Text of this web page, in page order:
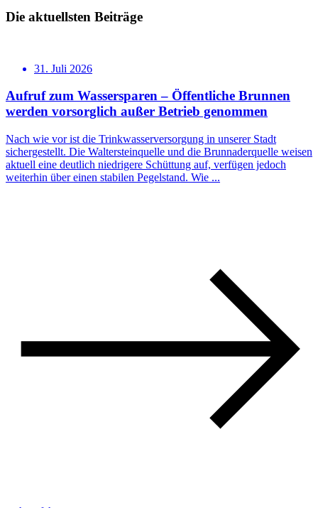
Die aktuellsten Beiträge
31. Juli 2026
Aufruf zum Wassersparen – Öffentliche Brunnen
werden vorsorglich außer Betrieb genommen
Nach wie vor ist die Trinkwasserversorgung in unserer Stadt
sichergestellt. Die Waltersteinquelle und die Brunnaderquelle weisen
aktuell eine deutlich niedrigere Schüttung auf, verfügen jedoch
weiterhin über einen stabilen Pegelstand. Wie ...